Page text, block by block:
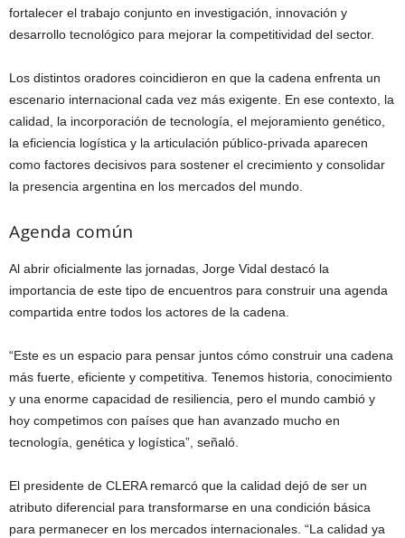
fortalecer el trabajo conjunto en investigación, innovación y
desarrollo tecnológico para mejorar la competitividad del sector.
Los distintos oradores coincidieron en que la cadena enfrenta un
escenario internacional cada vez más exigente. En ese contexto, la
calidad, la incorporación de tecnología, el mejoramiento genético,
la eficiencia logística y la articulación público-privada aparecen
como factores decisivos para sostener el crecimiento y consolidar
la presencia argentina en los mercados del mundo.
Agenda común
Al abrir oficialmente las jornadas, Jorge Vidal destacó la
importancia de este tipo de encuentros para construir una agenda
compartida entre todos los actores de la cadena.
“Este es un espacio para pensar juntos cómo construir una cadena
más fuerte, eficiente y competitiva. Tenemos historia, conocimiento
y una enorme capacidad de resiliencia, pero el mundo cambió y
hoy competimos con países que han avanzado mucho en
tecnología, genética y logística”, señaló.
El presidente de CLERA remarcó que la calidad dejó de ser un
atributo diferencial para transformarse en una condición básica
para permanecer en los mercados internacionales. “La calidad ya